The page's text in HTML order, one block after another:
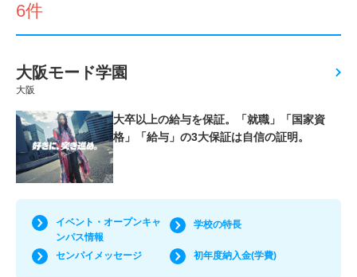
6件
大阪モード学園
大阪
大卒以上の給与を保証。「就職」「国家資
格」「給与」の3大保証は自信の証明。
イベント・オープンキャ
ンパス情報
学校の特長
センパイメッセージ 初年度納入金(学費)